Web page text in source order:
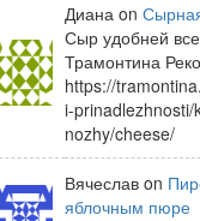
Диана on
Сыр удобней
Трамонтина
https://
i-prinadlezhnosti/
nozhy/cheese/
Вячеслав on
яблочным пюре